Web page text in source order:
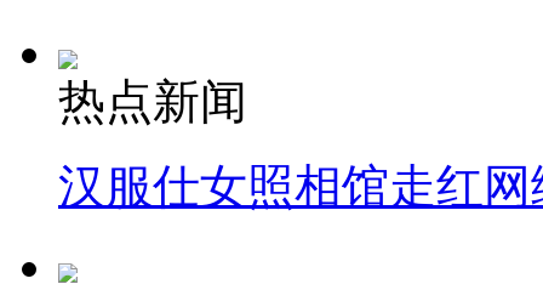
热点新闻
汉服仕女照相馆走红网